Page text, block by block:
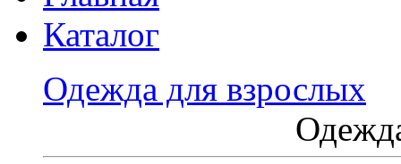
Каталог
Одежда для взрослых